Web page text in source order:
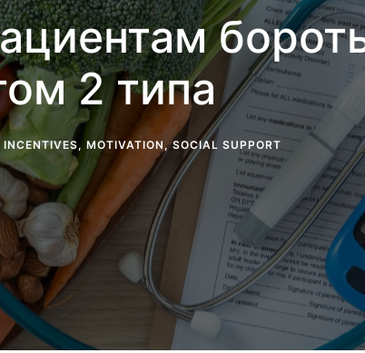
2 типа
INCENTIVES, MOTIVATION ,SOCIAL SUPPORT